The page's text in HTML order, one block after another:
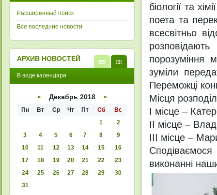
біології та
поета та
всесвітньо
порозуміння
зуміли
Переможці
Місця
І місце –
ІІ місце –
ІІІ місце –
виконанні
Расширенный поиск
Все последние новости
АРХИВ НОВОСТЕЙ
кален
списк
В виде календаря
« Декабрь 2018 »
Пн Вт Ср Чт Пт Сб
Вс
1
2
3
4 5 6 7 8
9
10
11 12 13 14 15
16
17
18 19 20 21 22
23
24
25 26 27 28 29
30
31